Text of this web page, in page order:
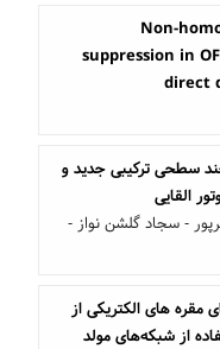
Non-
suppression in
direct
سطحی ترکیبی جدید و
القایی
- سجاد گلشن نواز -
مقره های الکتریکی از
از شبکه‌های مولد